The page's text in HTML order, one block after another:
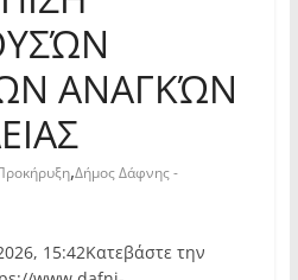
ΑΝΑΓΚΏΝ
,Δήμος Δάφνης -
15:42Κατεβάστε την